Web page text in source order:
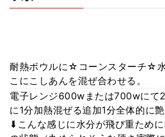
耐熱ボウルに☆コーンスターチ☆
こにこしあんを混ぜ合わせる。
電子レンジ600wまたは700wにて
に1分加熱混ぜる追加1分全体的に
⬇︎こんな感じに水分が飛び重ため